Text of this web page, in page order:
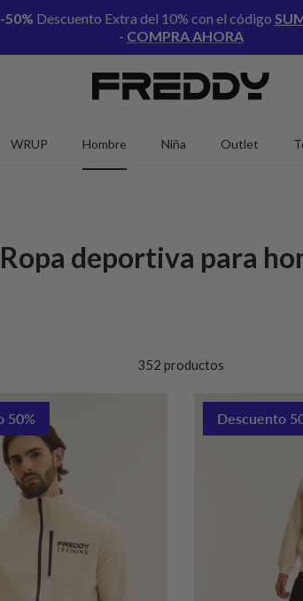
-50% Descuento Extra del 10% con el código
- COMPRA AHORA
WRUP Hombre Niña Outlet
Ropa deportiva para
352 productos
50% Descuento